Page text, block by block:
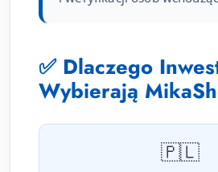
✅ Dlaczego
Wybierają
🇵🇱